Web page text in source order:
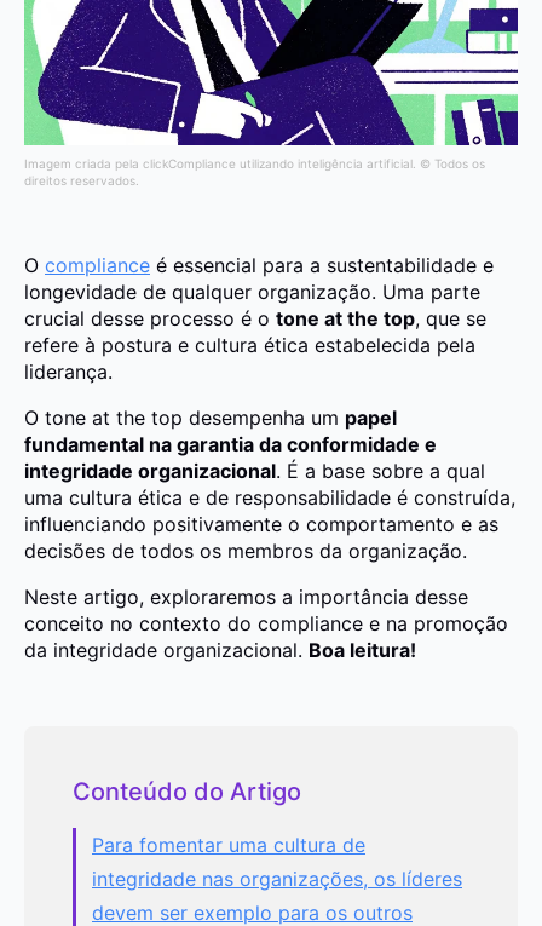
Imagem criada pela clickCompliance utilizando inteligência artificial. © Todos os
direitos reservados.
O compliance é essencial para a sustentabilidade e
longevidade de qualquer organização. Uma parte
crucial desse processo é o tone at the top, que se
refere à postura e cultura ética estabelecida pela
liderança.
O tone at the top desempenha um papel
fundamental na garantia da conformidade e
integridade organizacional. É a base sobre a qual
uma cultura ética e de responsabilidade é construída,
influenciando positivamente o comportamento e as
decisões de todos os membros da organização.
Neste artigo, exploraremos a importância desse
conceito no contexto do compliance e na promoção
da integridade organizacional. Boa leitura!
Conteúdo do Artigo
Para fomentar uma cultura de
integridade nas organizações, os líderes
devem ser exemplo para os outros